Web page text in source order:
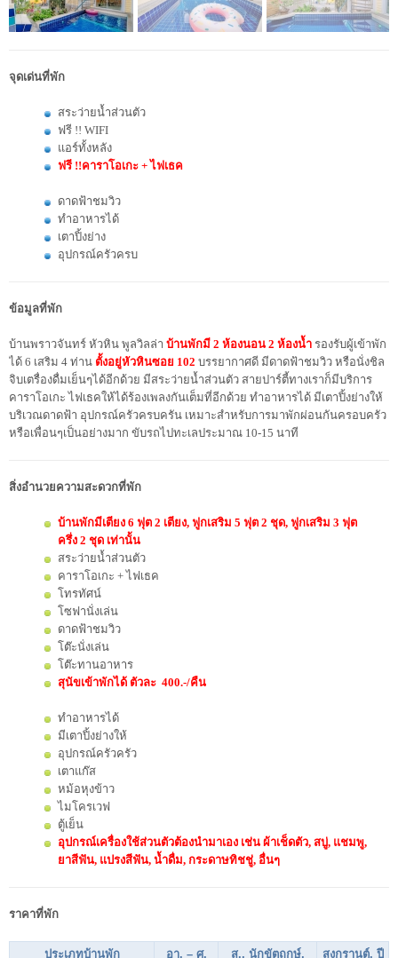
จุดเด่นที่พัก
สระว่ายน้ำส่วนตัว
ฟรี !! WIFI
แอร์ทั้งหลัง
ฟรี !!คาราโอเกะ + ไฟเธค
ดาดฟ้าชมวิว
ทำอาหารได้
เตาปิ้งย่าง
อุปกรณ์ครัวครบ
ข้อมูลที่พัก
บ้านพราวจันทร์ หัวหิน พูลวิลล่า บ้านพักมี 2 ห้องนอน 2 ห้องน้ำ รองรับผู้เข้าพัก
ได้ 6 เสริม 4 ท่าน ตั้งอยู่หัวหินซอย 102 บรรยากาศดี มีดาดฟ้าชมวิว หรือนั่งชิล
จิบเตรื่องดื่มเย็นๆได้อีกด้วย มีสระว่ายน้ำส่วนตัว สายปาร์ตี้ทางเราก็มีบริการ
คาราโอเกะ ไฟเธคให้ได้ร้องเพลงกันเต็มที่อีกด้วย ทำอาหารได้ มีเตาปิ้งย่างให้
บริเวณดาดฟ้า อุปกรณ์ครัวครบครัน เหมาะสำหรับการมาพักผ่อนกันครอบครัว
หรือเพื่อนๆเป็นอย่างมาก ขับรถไปทะเลประมาณ 10-15 นาที
สิ่งอำนวยความสะดวกที่พัก
บ้านพักมีเตียง 6 ฟุต 2 เตียง, ฟูกเสริม 5 ฟุต 2 ชุด, ฟูกเสริม 3 ฟุต
ครึ่ง 2 ชุด เท่านั้น
สระว่ายน้ำส่วนตัว
คาราโอเกะ + ไฟเธค
โทรทัศน์
โซฟานั่งเล่น
ดาดฟ้าชมวิว
โต๊ะนั่งเล่น
โต๊ะทานอาหาร
สุนัขเข้าพักได้ ตัวละ 400.-/คืน
ทำอาหารได้
มีเตาปิ้งย่างให้
อุปกรณ์ครัวครัว
เตาแก๊ส
หม้อหุงข้าว
ไมโครเวฟ
ตู้เย็น
อุปกรณ์เครื่องใช้ส่วนตัวต้องนำมาเอง เช่น ผ้าเช็ดตัว, สบู่, แชมพู,
ยาสีฟัน, แปรงสีฟัน, น้ำดื่ม, กระดาษทิชชู่, อื่นๆ
ราคาที่พัก
ประเภทบ้านพัก อา. – ศ. ส., นักขัตฤกษ์, สงกรานต์, ปี